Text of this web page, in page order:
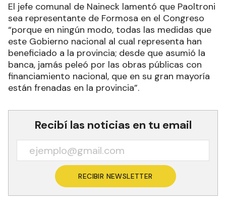
El jefe comunal de Naineck lamentó que Paoltroni
sea representante de Formosa en el Congreso
“porque en ningún modo, todas las medidas que
este Gobierno nacional al cual representa han
beneficiado a la provincia; desde que asumió la
banca, jamás peleó por las obras públicas con
financiamiento nacional, que en su gran mayoría
están frenadas en la provincia”.
Recibí las noticias en tu email
RECIBIR NEWSLETTER